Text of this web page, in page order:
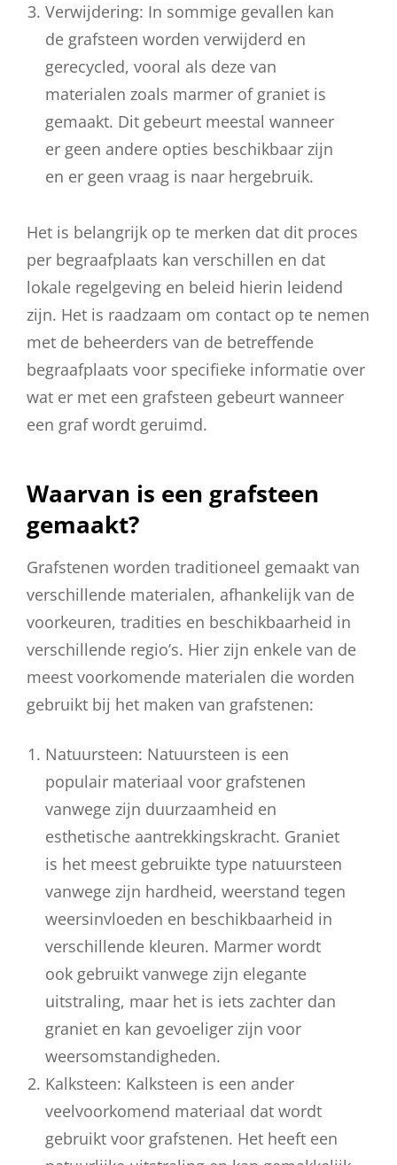
Verwijdering: In sommige gevallen kan
de grafsteen worden verwijderd en
gerecycled, vooral als deze van
materialen zoals marmer of graniet is
gemaakt. Dit gebeurt meestal wanneer
er geen andere opties beschikbaar zijn
en er geen vraag is naar hergebruik.
Het is belangrijk op te merken dat dit proces
per begraafplaats kan verschillen en dat
lokale regelgeving en beleid hierin leidend
zijn. Het is raadzaam om contact op te nemen
met de beheerders van de betreffende
begraafplaats voor specifieke informatie over
wat er met een grafsteen gebeurt wanneer
een graf wordt geruimd.
Waarvan is een grafsteen
gemaakt?
Grafstenen worden traditioneel gemaakt van
verschillende materialen, afhankelijk van de
voorkeuren, tradities en beschikbaarheid in
verschillende regio’s. Hier zijn enkele van de
meest voorkomende materialen die worden
gebruikt bij het maken van grafstenen:
Natuursteen: Natuursteen is een
populair materiaal voor grafstenen
vanwege zijn duurzaamheid en
esthetische aantrekkingskracht. Graniet
is het meest gebruikte type natuursteen
vanwege zijn hardheid, weerstand tegen
weersinvloeden en beschikbaarheid in
verschillende kleuren. Marmer wordt
ook gebruikt vanwege zijn elegante
uitstraling, maar het is iets zachter dan
graniet en kan gevoeliger zijn voor
weersomstandigheden.
Kalksteen: Kalksteen is een ander
veelvoorkomend materiaal dat wordt
gebruikt voor grafstenen. Het heeft een